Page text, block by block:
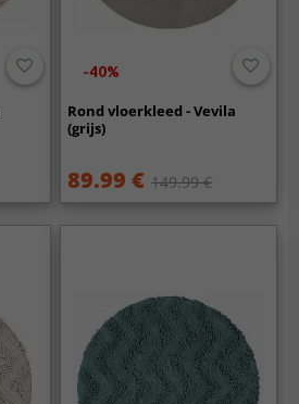
-40%
Rond vloerkleed - Vevila
(grijs)
89.99 € 149.99 €